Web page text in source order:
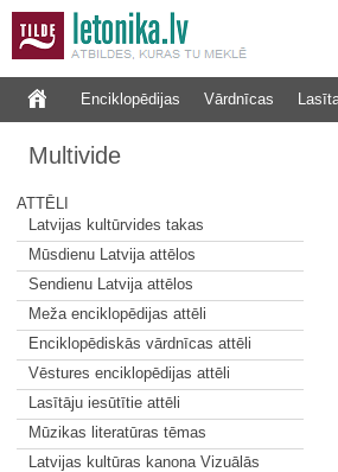
Enciklopēdijas Vārdnīcas
Multivide
ATTĒLI
Latvijas kultūrvides takas
Mūsdienu Latvija attēlos
Sendienu Latvija attēlos
Meža enciklopēdijas attēli
Enciklopēdiskās vārdnīcas attēli
Vēstures enciklopēdijas attēli
Lasītāju iesūtītie attēli
Mūzikas literatūras tēmas
Latvijas kultūras kanona Vizuālās